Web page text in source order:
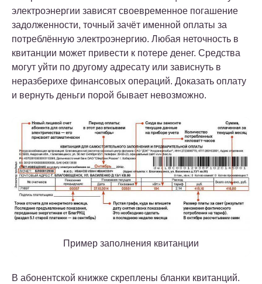
электроэнергии зависят своевременное погашение
задолженности, точный зачёт именной оплаты за
потреблённую электроэнергию. Любая неточность в
квитанции может привести к потере денег. Средства
могут уйти по другому адресату или зависнуть в
неразберихе финансовых операций. Доказать оплату
и вернуть деньги порой бывает невозможно.
Пример заполнения квитанции
В абонентской книжке скреплены бланки квитанций.